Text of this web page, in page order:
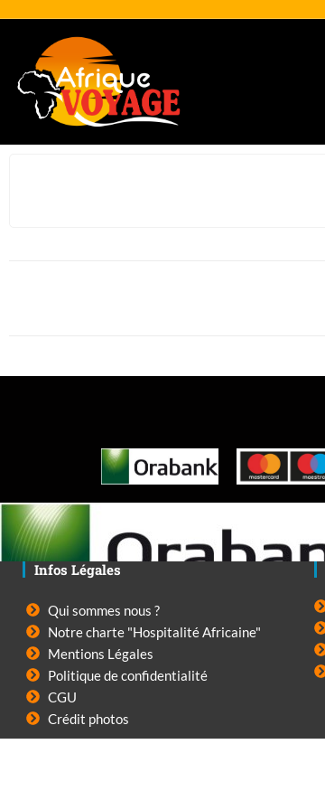
Infos Légales
Qui sommes nous ?
Notre charte "Hospitalité Africaine"
Mentions Légales
Politique de confidentialité
CGU
Crédit photos